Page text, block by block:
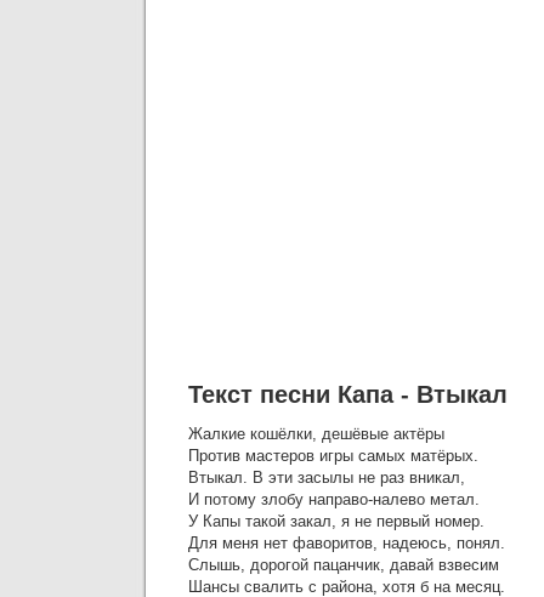
Текст песни Капа - Втыкал
Жалкие кошёлки, дешёвые актёры
Против мастеров игры самых матёрых.
Втыкал. В эти засылы не раз вникал,
И потому злобу направо-налево метал.
У Капы такой закал, я не первый номер.
Для меня нет фаворитов, надеюсь, понял.
Слышь, дорогой пацанчик, давай взвесим
Шансы свалить с района, хотя б на месяц.